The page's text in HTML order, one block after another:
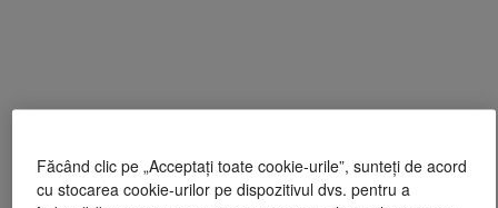
Făcând clic pe „Acceptați toate cookie-urile”, sunteți de acord
cu stocarea cookie-urilor pe dispozitivul dvs. pentru a